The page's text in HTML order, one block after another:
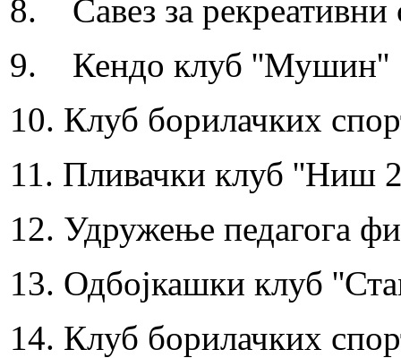
8. Савез за рекреативни
9. Кендо клуб ''Мушин''
10. Клуб борилачких
11. Пливачки клуб ''Ниш
12. Удружење педагога
13. Одбојкашки клуб
14. Клуб борилачких